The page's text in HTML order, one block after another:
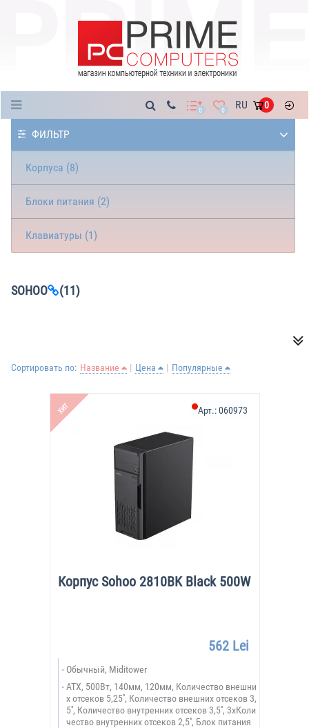
0 0 RU 0
ФИЛЬТР
Корпуса (8)
Блоки питания (2)
Клавиатуры (1)
SOHOO (11)
Сортировать по: Название Цена Популярные
ХИТ
Корпус Sohoo 2810BK Black 500W
Арт.:060973
562 Lei
Обычный, Miditower
ATX, 500Вт, 140мм, 120мм, Количество внешни
х отсеков 5,25'', Количество внешних отсеков 3,
5'', Количество внутренних отсеков 3,5'', 3xКоли
чество внутренних отсеков 2,5'', Блок питания